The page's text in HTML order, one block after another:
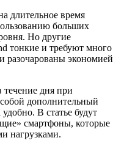
длительное время
больших
Но другие
тонкие и требуют много
разочарованы экономией
дня при
дополнительный
В статье будут
смартфоны, которые
нагрузками.